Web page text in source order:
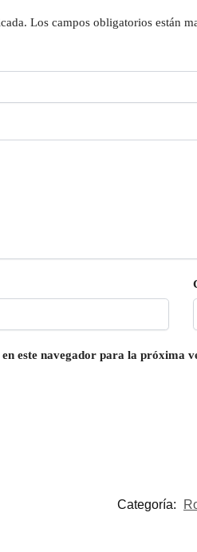
Los campos obligatorios están
este navegador para la próxima
Categoría: